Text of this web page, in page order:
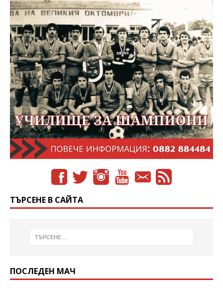
ТЪРСЕНЕ В САЙТА
ПОСЛЕДЕН МАЧ